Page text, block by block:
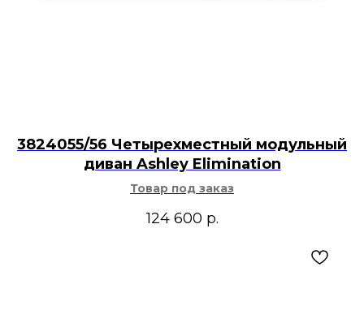
3824055/56 Четырехместный модульный
диван Ashley Elimination
Товар под заказ
124 600 р.